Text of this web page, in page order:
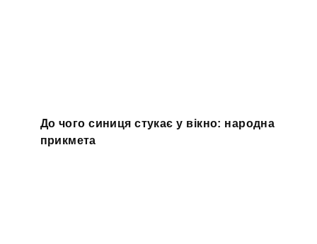
До чого синиця стукає у вікно: народна
прикмета